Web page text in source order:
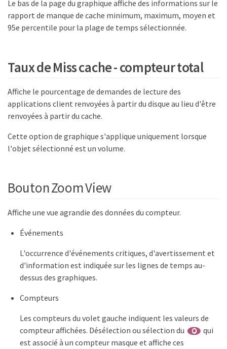
Le bas de la page du graphique affiche des informations sur le
rapport de manque de cache minimum, maximum, moyen et
95e percentile pour la plage de temps sélectionnée.
Taux de Miss cache - compteur total
Affiche le pourcentage de demandes de lecture des
applications client renvoyées à partir du disque au lieu d'être
renvoyées à partir du cache.
Cette option de graphique s'applique uniquement lorsque
l'objet sélectionné est un volume.
Bouton Zoom View
Affiche une vue agrandie des données du compteur.
Événements
L'occurrence d'événements critiques, d'avertissement et
d'information est indiquée sur les lignes de temps au-
dessus des graphiques.
Compteurs
Les compteurs du volet gauche indiquent les valeurs de
compteur affichées. Désélection ou sélection du
qui
est associé à un compteur masque et affiche ces